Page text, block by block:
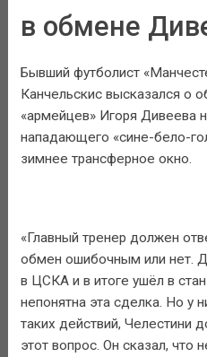
в обмене
Бывший футболист
Канчельскис высказался о
«армейцев» Игоря Дивеева
нападающего «сине-бело-
зимнее трансферное окно.
«Главный тренер должен
обмен ошибочным или нет.
в ЦСКА и в итоге ушёл в
непонятна эта сделка. Но у
таких действий, Челестини
этот вопрос. Он сказал, что